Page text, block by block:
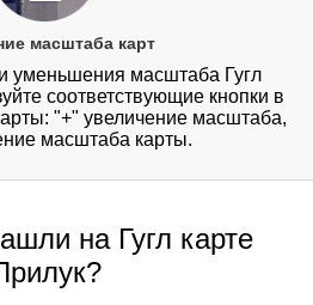
масштаба карт
уменьшения масштаба Гугл
соответствующие кнопки в
"+" увеличение масштаба,
масштаба карты.
на Гугл карте